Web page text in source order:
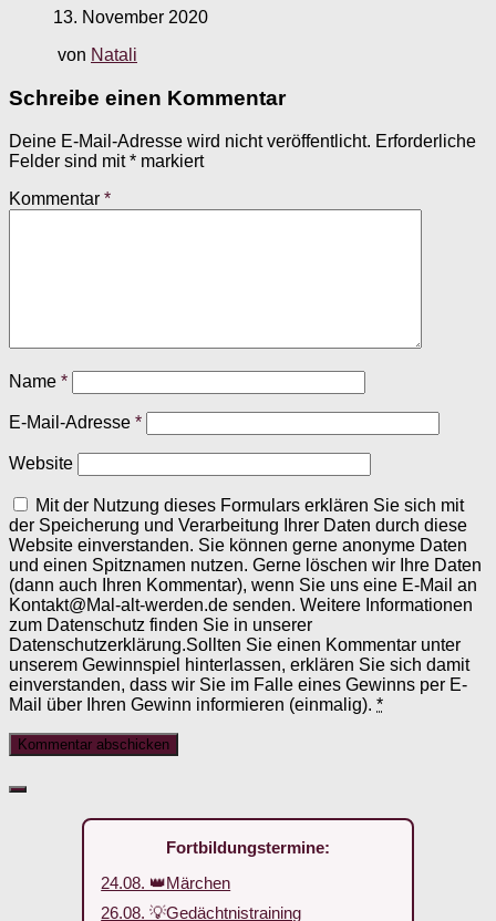
13. November 2020
von Natali
Schreibe einen Kommentar
Deine E-Mail-Adresse wird nicht veröffentlicht. Erforderliche
Felder sind mit* markiert
Kommentar *
Name *
E-Mail-Adresse *
Website
Mit der Nutzung dieses Formulars erklären Sie sich mit
der Speicherung und Verarbeitung Ihrer Daten durch diese
Website einverstanden. Sie können gerne anonyme Daten
und einen Spitznamen nutzen. Gerne löschen wir Ihre Daten
(dann auch Ihren Kommentar), wenn Sie uns eine E-Mail an
Kontakt@Mal-alt-werden.de senden. Weitere Informationen
zum Datenschutz finden Sie in unserer
Datenschutzerklärung.Sollten Sie einen Kommentar unter
unserem Gewinnspiel hinterlassen, erklären Sie sich damit
einverstanden, dass wir Sie im Falle eines Gewinns per E-
Mail über Ihren Gewinn informieren (einmalig). *
Fortbildungstermine:
24.08. 👑Märchen
26.08. 💡Gedächtnistraining